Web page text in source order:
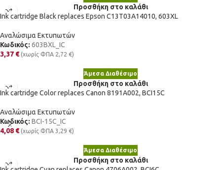
Προσθήκη στο καλάθι
Ink cartridge Black replaces Epson C13T03A14010, 603XL
Αναλώσιμα Εκτυπωτών
Κωδικός: 603BXL_IC
3,37 € (χωρίς ΦΠΑ 2,72 €)
Άμεσα Διαθέσιμο
Προσθήκη στο καλάθι
Ink cartridge Color replaces Canon 8191A002, BCI15C
Αναλώσιμα Εκτυπωτών
Κωδικός: BCI-15C_IC
4,08 € (χωρίς ΦΠΑ 3,29 €)
Άμεσα Διαθέσιμο
Προσθήκη στο καλάθι